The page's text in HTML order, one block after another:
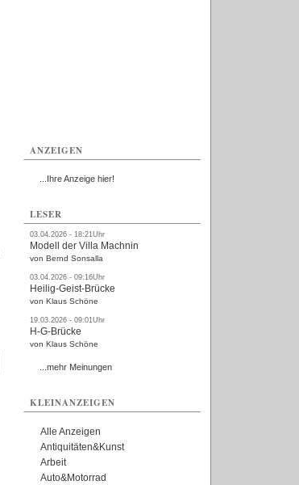
ANZEIGEN
...Ihre Anzeige hier!
LESER
03.04.2026 - 18:21Uhr
Modell der Villa Machnin
von Bernd Sonsalla
03.04.2026 - 09:16Uhr
Heilig-Geist-Brücke
von Klaus Schöne
19.03.2026 - 09:01Uhr
H-G-Brücke
von Klaus Schöne
...mehr Meinungen
KLEINANZEIGEN
Alle Anzeigen
Antiquitäten&Kunst
Arbeit
Auto&Motorrad